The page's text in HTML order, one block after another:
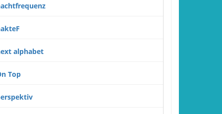
alphabet
Top